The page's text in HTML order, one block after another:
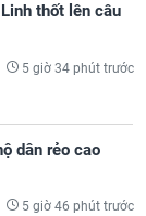
thốt lên câu
5 giờ 34 phút trước
dân rẻo cao
5 giờ 46 phút trước